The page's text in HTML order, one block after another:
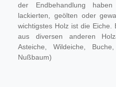
der Endbehandlung
lackierten, geölten oder
wichtigstes Holz ist die
aus diversen anderen
Asteiche, Wildeiche,
Nußbaum)